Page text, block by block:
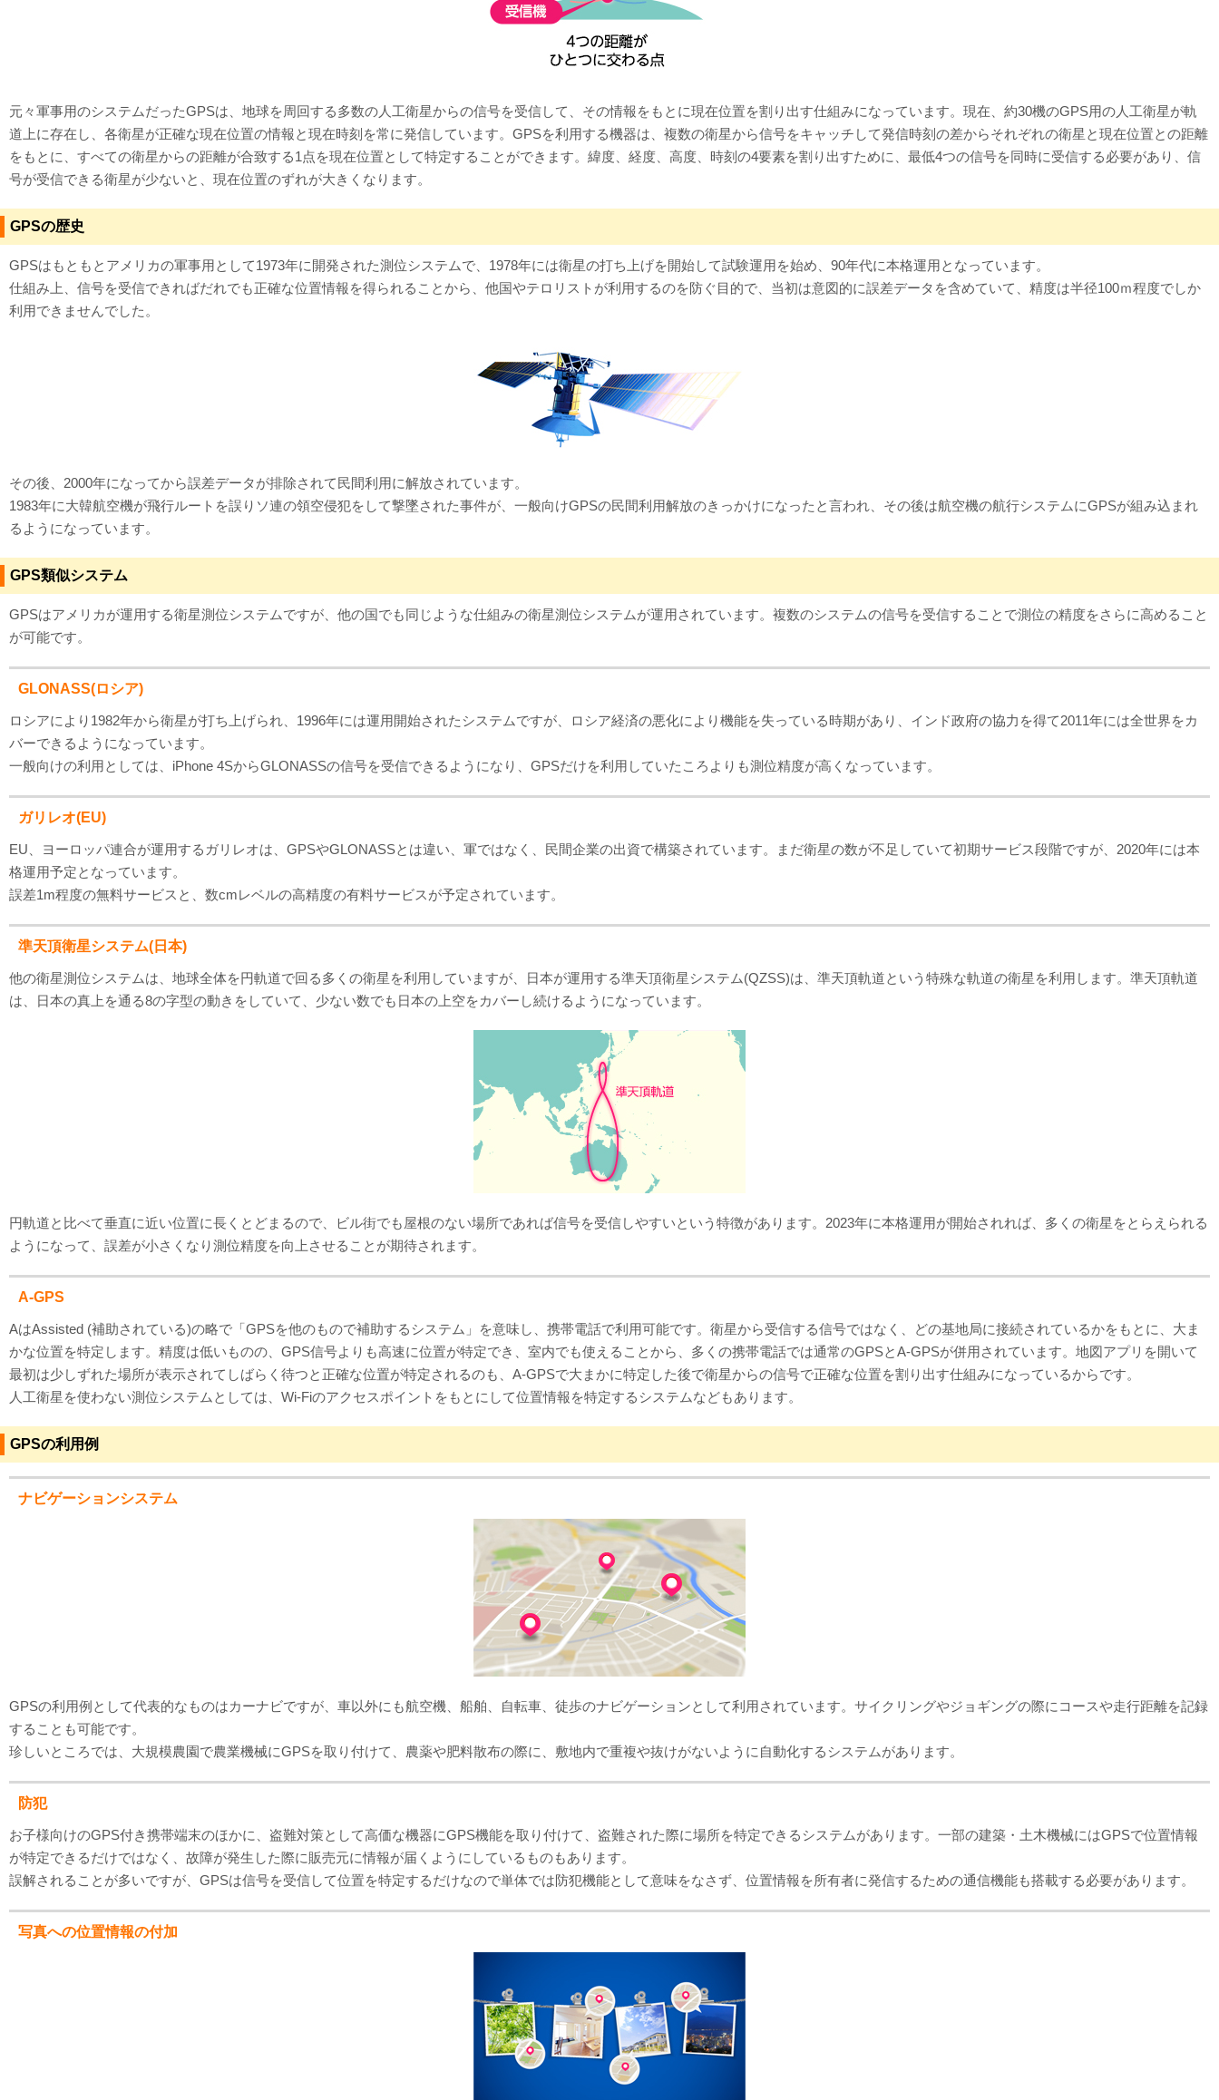
元々軍事用のシステムだったGPSは、地球を周回する多数の人工衛星からの信号を受信して、その情報をもとに現在位置を割り出す仕組みになっています。現在、約30機のGPS用の人工衛星が軌
道上に存在し、各衛星が正確な現在位置の情報と現在時刻を常に発信しています。GPSを利用する機器は、複数の衛星から信号をキャッチして発信時刻の差からそれぞれの衛星と現在位置との距離
をもとに、すべての衛星からの距離が合致する1点を現在位置として特定することができます。緯度、経度、高度、時刻の4要素を割り出すために、最低4つの信号を同時に受信する必要があり、信
号が受信できる衛星が少ないと、現在位置のずれが大きくなります。
GPSの歴史
GPSはもともとアメリカの軍事用として1973年に開発された測位システムで、1978年には衛星の打ち上げを開始して試験運用を始め、90年代に本格運用となっています。
仕組み上、信号を受信できればだれでも正確な位置情報を得られることから、他国やテロリストが利用するのを防ぐ目的で、当初は意図的に誤差データを含めていて、精度は半径100ｍ程度でしか
利用できませんでした。
その後、2000年になってから誤差データが排除されて民間利用に解放されています。
1983年に大韓航空機が飛行ルートを誤りソ連の領空侵犯をして撃墜された事件が、一般向けGPSの民間利用解放のきっかけになったと言われ、その後は航空機の航行システムにGPSが組み込まれ
るようになっています。
GPS類似システム
GPSはアメリカが運用する衛星測位システムですが、他の国でも同じような仕組みの衛星測位システムが運用されています。複数のシステムの信号を受信することで測位の精度をさらに高めること
が可能です。
GLONASS(ロシア)
ロシアにより1982年から衛星が打ち上げられ、1996年には運用開始されたシステムですが、ロシア経済の悪化により機能を失っている時期があり、インド政府の協力を得て2011年には全世界をカ
バーできるようになっています。
一般向けの利用としては、iPhone 4SからGLONASSの信号を受信できるようになり、GPSだけを利用していたころよりも測位精度が高くなっています。
ガリレオ(EU)
EU、ヨーロッパ連合が運用するガリレオは、GPSやGLONASSとは違い、軍ではなく、民間企業の出資で構築されています。まだ衛星の数が不足していて初期サービス段階ですが、2020年には本
格運用予定となっています。
誤差1m程度の無料サービスと、数cmレベルの高精度の有料サービスが予定されています。
準天頂衛星システム(日本)
他の衛星測位システムは、地球全体を円軌道で回る多くの衛星を利用していますが、日本が運用する準天頂衛星システム(QZSS)は、準天頂軌道という特殊な軌道の衛星を利用します。準天頂軌道
は、日本の真上を通る8の字型の動きをしていて、少ない数でも日本の上空をカバーし続けるようになっています。
円軌道と比べて垂直に近い位置に長くとどまるので、ビル街でも屋根のない場所であれば信号を受信しやすいという特徴があります。2023年に本格運用が開始されれば、多くの衛星をとらえられる
ようになって、誤差が小さくなり測位精度を向上させることが期待されます。
A-GPS
AはAssisted (補助されている)の略で「GPSを他のもので補助するシステム」を意味し、携帯電話で利用可能です。衛星から受信する信号ではなく、どの基地局に接続されているかをもとに、大ま
かな位置を特定します。精度は低いものの、GPS信号よりも高速に位置が特定でき、室内でも使えることから、多くの携帯電話では通常のGPSとA-GPSが併用されています。地図アプリを開いて
最初は少しずれた場所が表示されてしばらく待つと正確な位置が特定されるのも、A-GPSで大まかに特定した後で衛星からの信号で正確な位置を割り出す仕組みになっているからです。
人工衛星を使わない測位システムとしては、Wi-Fiのアクセスポイントをもとにして位置情報を特定するシステムなどもあります。
GPSの利用例
ナビゲーションシステム
GPSの利用例として代表的なものはカーナビですが、車以外にも航空機、船舶、自転車、徒歩のナビゲーションとして利用されています。サイクリングやジョギングの際にコースや走行距離を記録
することも可能です。
珍しいところでは、大規模農園で農業機械にGPSを取り付けて、農薬や肥料散布の際に、敷地内で重複や抜けがないように自動化するシステムがあります。
防犯
お子様向けのGPS付き携帯端末のほかに、盗難対策として高価な機器にGPS機能を取り付けて、盗難された際に場所を特定できるシステムがあります。一部の建築・土木機械にはGPSで位置情報
が特定できるだけではなく、故障が発生した際に販売元に情報が届くようにしているものもあります。
誤解されることが多いですが、GPSは信号を受信して位置を特定するだけなので単体では防犯機能として意味をなさず、位置情報を所有者に発信するための通信機能も搭載する必要があります。
写真への位置情報の付加